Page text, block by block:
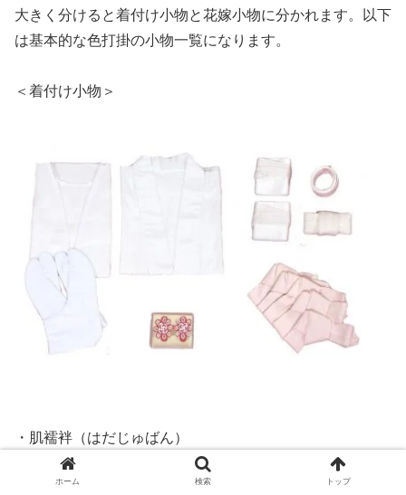
大きく分けると着付け小物と花嫁小物に分かれます。以下
は基本的な色打掛の小物一覧になります。
＜着付け小物＞
・肌襦袢（はだじゅばん）
肌襦袢、もしくは肌着とも呼ばれます。和装の下着に当た
るもの。
ホーム 検索 トップ